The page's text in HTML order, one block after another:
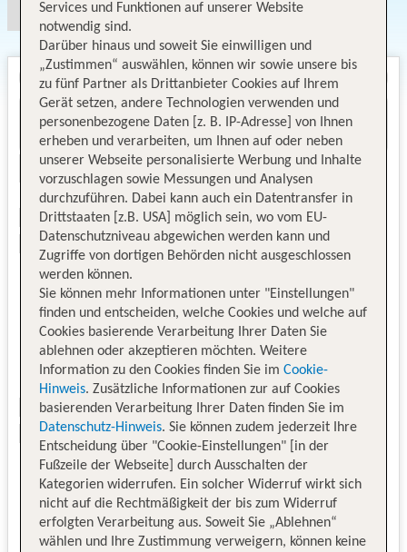
Services und Funktionen auf unserer Website
notwendig sind.
Darüber hinaus und soweit Sie einwilligen und
„Zustimmen“ auswählen, können wir sowie unsere bis
zu fünf Partner als Drittanbieter Cookies auf Ihrem
Gerät setzen, andere Technologien verwenden und
personenbezogene Daten [z. B. IP-Adresse] von Ihnen
erheben und verarbeiten, um Ihnen auf oder neben
unserer Webseite personalisierte Werbung und Inhalte
vorzuschlagen sowie Messungen und Analysen
durchzuführen. Dabei kann auch ein Datentransfer in
Drittstaaten [z.B. USA] möglich sein, wo vom EU-
Datenschutzniveau abgewichen werden kann und
Zugriffe von dortigen Behörden nicht ausgeschlossen
werden können.
Sie können mehr Informationen unter "Einstellungen"
finden und entscheiden, welche Cookies und welche auf
Cookies basierende Verarbeitung Ihrer Daten Sie
ablehnen oder akzeptieren möchten. Weitere
Information zu den Cookies finden Sie im Cookie-
Hinweis. Zusätzliche Informationen zur auf Cookies
basierenden Verarbeitung Ihrer Daten finden Sie im
Datenschutz-Hinweis. Sie können zudem jederzeit Ihre
Entscheidung über "Cookie-Einstellungen" [in der
Fußzeile der Webseite] durch Ausschalten der
Kategorien widerrufen. Ein solcher Widerruf wirkt sich
nicht auf die Rechtmäßigkeit der bis zum Widerruf
erfolgten Verarbeitung aus. Soweit Sie „Ablehnen“
wählen und Ihre Zustimmung verweigern, können keine